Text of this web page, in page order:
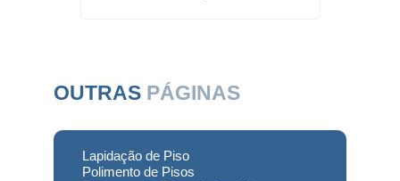
OUTRAS PÁGINAS
Lapidação de Piso
Polimento de Pisos